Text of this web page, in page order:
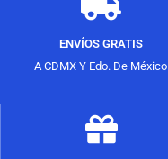
ENVÍOS GRATIS
A CDMX Y Edo. De México